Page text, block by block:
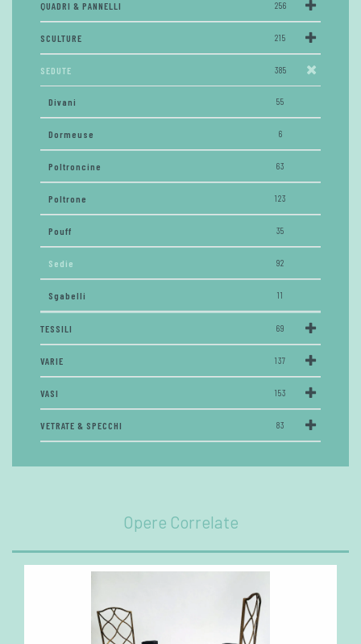
QUADRI & PANNELLI 256
SCULTURE 215
SEDUTE 385
Divani 55
Dormeuse 6
Poltroncine 63
Poltrone 123
Pouff 35
Sedie 92
Sgabelli 11
TESSILI 69
VARIE 137
VASI 153
VETRATE & SPECCHI 83
Opere Correlate